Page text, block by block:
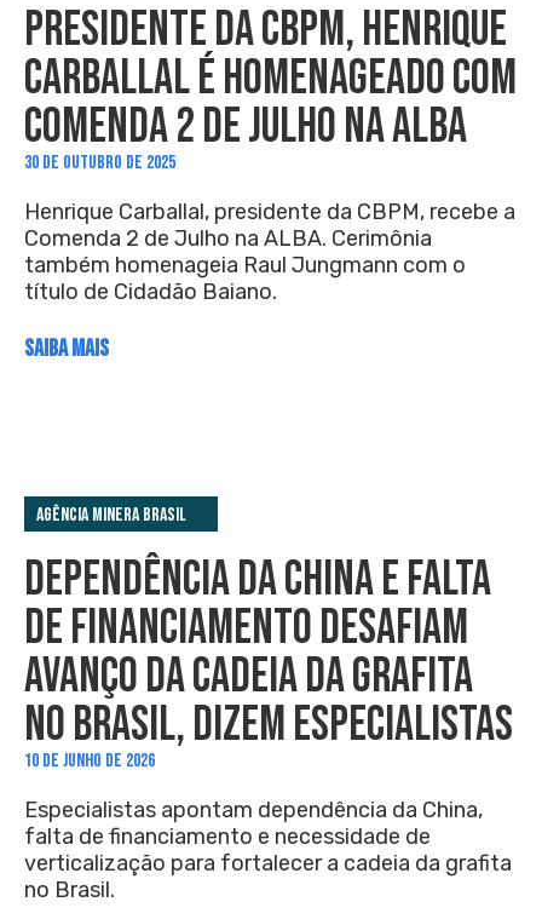
PRESIDENTE DA CBPM, HENRIQUE
CARBALLAL É HOMENAGEADO COM
COMENDA 2 DE JULHO NA ALBA
30 DE OUTUBRO DE 2025
Henrique Carballal, presidente da CBPM, recebe a
Comenda 2 de Julho na ALBA. Cerimônia
também homenageia Raul Jungmann com o
título de Cidadão Baiano.
SAIBA MAIS
Agência Minera Brasil
DEPENDÊNCIA DA CHINA E FALTA
DE FINANCIAMENTO DESAFIAM
AVANÇO DA CADEIA DA GRAFITA
NO BRASIL, DIZEM ESPECIALISTAS
10 DE JUNHO DE 2026
Especialistas apontam dependência da China,
falta de financiamento e necessidade de
verticalização para fortalecer a cadeia da grafita
no Brasil.